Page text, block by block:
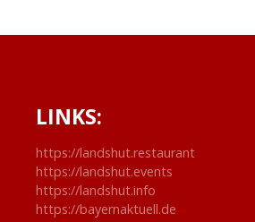
LINKS:
https://landshut.restaurant
https://landshut.events
https://landshut.info
https://bayernaktuell.de